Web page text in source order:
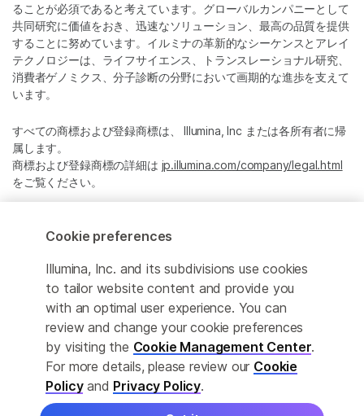
このページは機械翻訳を利用しております。なるべく正確な翻訳を
提供するために合理的な努力をしていますが、完全に正確な翻訳と
は限りませんので、あらかじめご了承ください。公式なコンテンツ
ることが必須であると考えています。グローバルカンパニーとして
共同研究に価値をおき、迅速なソリューション、最高の品質を提供
することに努めています。イルミナの革新的なシーケンスとアレイ
テクノロジーは、ライフサイエンス、トランスレーショナル研究、
消費者ゲノミクス、分子診断の分野において画期的な進歩を支えて
います。
すべての商標および登録商標は、 Illumina, Inc または各所有者に帰
属します。
商標および登録商標の詳細は jp.illumina.com/company/legal.html
をご覧ください。
Cookie Management Center
プライバシーポリシ
© 2026 Illumina, Inc. All rights reserved.
Cookie preferences
Illumina, Inc. and its subdivisions use cookies
to tailor website content and provide you
with an optimal user experience. You can
review and change your cookie preferences
by visiting the Cookie Management Center.
For more details, please review our Cookie
Policyand Privacy Policy.